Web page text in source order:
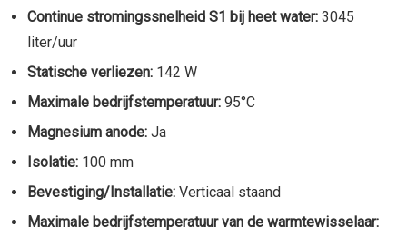
Continue stromingssnelheid S1 bij heet water: 3045
liter/uur
Statische verliezen: 142 W
Maximale bedrijfstemperatuur: 95°C
Magnesium anode: Ja
Isolatie: 100 mm
Bevestiging/Installatie: Verticaal staand
Maximale bedrijfstemperatuur van de warmtewisselaar: